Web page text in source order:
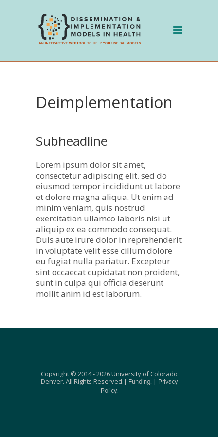
Deimplementation
Subheadline
Lorem ipsum dolor sit amet,
consectetur adipiscing elit, sed do
eiusmod tempor incididunt ut labore
et dolore magna aliqua. Ut enim ad
minim veniam, quis nostrud
exercitation ullamco laboris nisi ut
aliquip ex ea commodo consequat.
Duis aute irure dolor in reprehenderit
in voluptate velit esse cillum dolore
eu fugiat nulla pariatur. Excepteur
sint occaecat cupidatat non proident,
sunt in culpa qui officia deserunt
mollit anim id est laborum.
Copyright © 2014 - 2026 University of Colorado
Denver. All Rights Reserved.|
Funding. |
Privacy
Policy.